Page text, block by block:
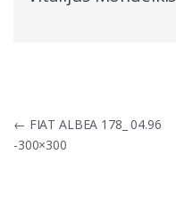
Navigacija
tarp
įrašų
← FIAT ALBEA 178_ 04.96
-300×300